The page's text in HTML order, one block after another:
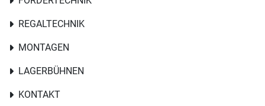
REGALTECHNIK
MONTAGEN
LAGERBÜHNEN
KONTAKT